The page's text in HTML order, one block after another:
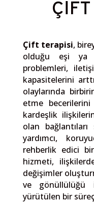
Çift terapisi,
olduğu eşi ya
problemleri,
kapasitelerini
olaylarında
etme
kardeşlik
olan
yardımcı,
rehberlik edici
hizmeti,
değişimler
ve gönüllülüğü
yürütülen bir